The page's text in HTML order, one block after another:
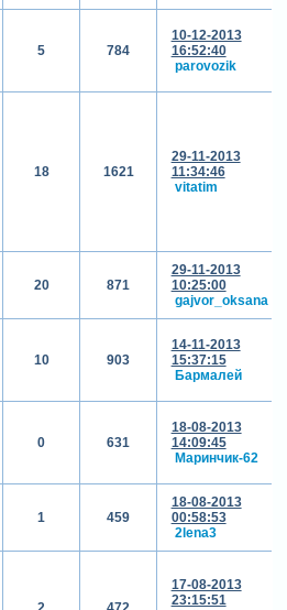
5 784
10-12-2013
16:52:40
parovozik
18 1621
29-11-2013
11:34:46
vitatim
20 871
29-11-2013
10:25:00
gajvor_oksana
10 903
14-11-2013
15:37:15
Бармалей
0 631
18-08-2013
14:09:45
Маринчик-62
1 459
18-08-2013
00:58:53
2lena3
17-08-2013
23:15:51